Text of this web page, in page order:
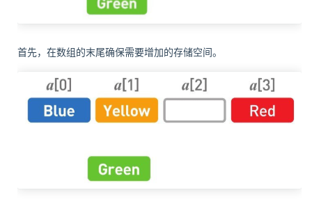
首先，在数组的末尾确保需要增加的存储空间。